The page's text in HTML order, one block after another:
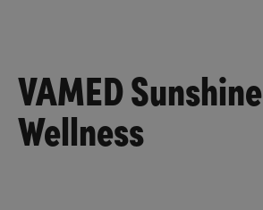
VAMED Sunshine
Wellness